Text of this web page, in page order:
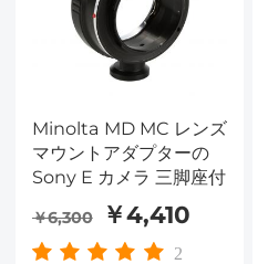
Minolta MD MC レンズ
マウントアダプターの
Sony E カメラ 三脚座付
￥6,300 ￥4,410
2